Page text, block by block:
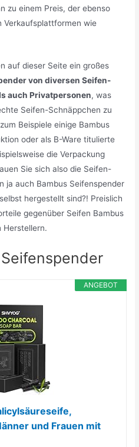
zu einem Preis, der ebenso
Verkaufsplattformen wie
auf dieser Seite ein großes
von diversen Seifen-
auch Privatpersonen, was
Seifen-Schnäppchen zu
Beispiele einige Bambus
oder als B-Ware titulierte
die Verpackung
Sie sich also die Seifen-
ja auch Bambus Seifenspender
hergestellt sind?! Preislich
gegenüber Seifen Bambus
Herstellern.
ANGEBOT
und Frauen mit